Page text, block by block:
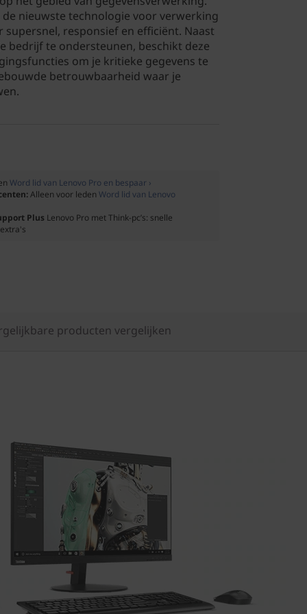
nieuwste technologie voor verwerking
supersnel, responsief en efficiënt. Naast
bedrijf te ondersteunen, beschikt deze
om je kritieke gegevens te
betrouwbaarheid waar je
Word lid van Lenovo Pro en bespaar ›
Alleen voor leden Word lid van Lenovo
Plus Lenovo Pro met Think-pc’s: snelle
producten vergelijken